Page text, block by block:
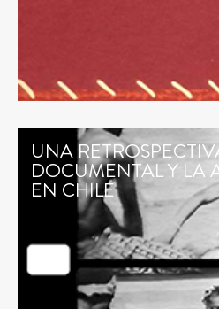
UNA
DOCUMENTAL Y LA
EN CHILE